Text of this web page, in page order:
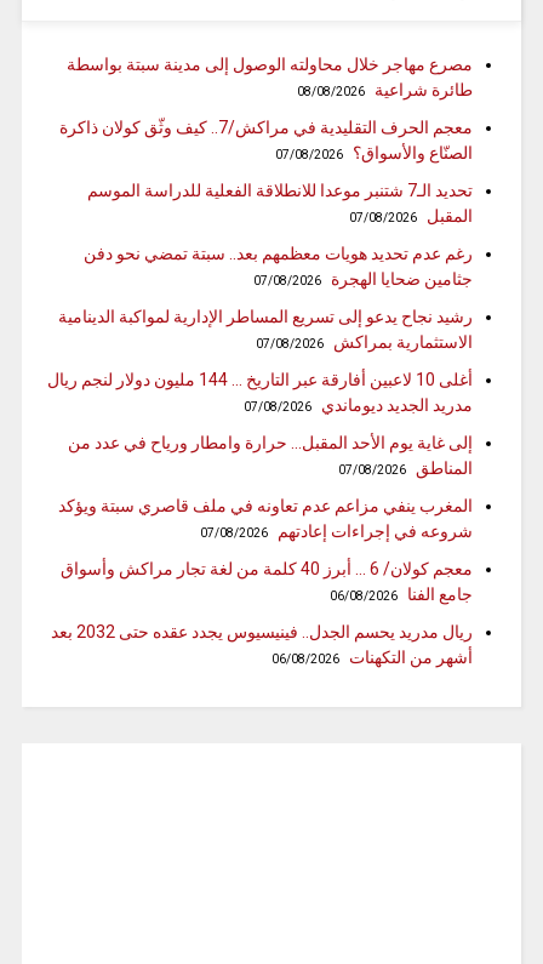
مصرع مهاجر خلال محاولته الوصول إلى مدينة سبتة بواسطة
طائرة شراعية
08/08/2026
معجم الحرف التقليدية في مراكش/7.. كيف وثّق كولان ذاكرة
الصنّاع والأسواق؟
07/08/2026
تحديد الـ7 شتنبر موعدا للانطلاقة الفعلية للدراسة الموسم
المقبل
07/08/2026
رغم عدم تحديد هويات معظمهم بعد.. سبتة تمضي نحو دفن
جثامين ضحايا الهجرة
07/08/2026
رشيد نجاح يدعو إلى تسريع المساطر الإدارية لمواكبة الدينامية
الاستثمارية بمراكش
07/08/2026
أغلى 10 لاعبين أفارقة عبر التاريخ … 144 مليون دولار لنجم ريال
مدريد الجديد ديوماندي
07/08/2026
إلى غاية يوم الأحد المقبل… حرارة وامطار ورياح في عدد من
المناطق
07/08/2026
المغرب ينفي مزاعم عدم تعاونه في ملف قاصري سبتة ويؤكد
شروعه في إجراءات إعادتهم
07/08/2026
معجم كولان/ 6 … أبرز 40 كلمة من لغة تجار مراكش وأسواق
جامع الفنا
06/08/2026
ريال مدريد يحسم الجدل.. فينيسيوس يجدد عقده حتى 2032 بعد
أشهر من التكهنات
06/08/2026